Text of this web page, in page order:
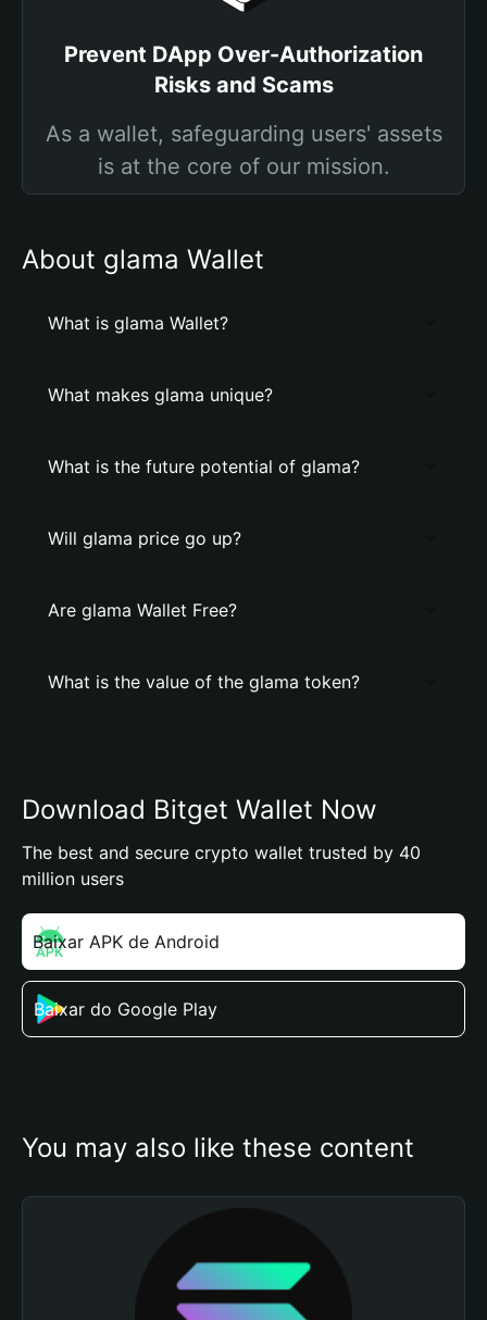
Prevent DApp Over-Authorization
Risks and Scams
As a wallet, safeguarding users' assets
is at the core of our mission.
About glama Wallet
What is glama Wallet?
What makes glama unique?
What is the future potential of glama?
Will glama price go up?
Are glama Wallet Free?
What is the value of the glama token?
Download Bitget Wallet Now
The best and secure crypto wallet trusted by 40
million users
Baixar APK de Android
Baixar do Google Play
You may also like these content